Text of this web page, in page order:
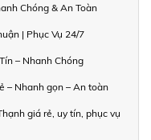
Chóng & An Toàn
| Phục Vụ 24/7
– Nhanh Chóng
– Nhanh gọn – An toàn
giá rẻ, uy tín, phục vụ